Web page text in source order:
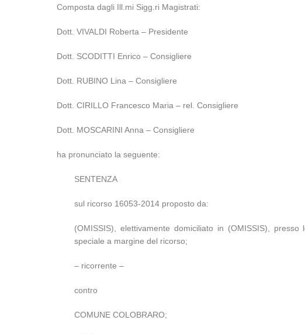
Composta dagli Ill.mi Sigg.ri Magistrati:
Dott. VIVALDI Roberta – Presidente
Dott. SCODITTI Enrico – Consigliere
Dott. RUBINO Lina – Consigliere
Dott. CIRILLO Francesco Maria – rel. Consigliere
Dott. MOSCARINI Anna – Consigliere
ha pronunciato la seguente:
SENTENZA
sul ricorso 16053-2014 proposto da:
(OMISSIS), elettivamente domiciliato in (OMISSIS),
speciale a margine del ricorso;
– ricorrente –
contro
COMUNE COLOBRARO;